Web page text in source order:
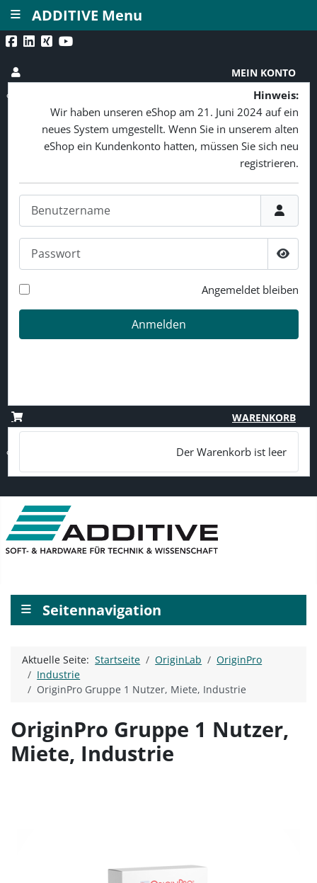
MEIN KONTO
Hinweis:
Wir haben unseren eShop am 21. Juni 2024 auf ein
neues System umgestellt. Wenn Sie in unserem alten
eShop ein Kundenkonto hatten, müssen Sie sich neu
registrieren.
Angemeldet bleiben
Anmelden
WARENKORB
Der Warenkorb ist leer
Seitennavigation
≡
Aktuelle Seite:Startseite OriginLab
OriginPro
Industrie
OriginPro Gruppe 1 Nutzer, Miete, Industrie
OriginPro Gruppe 1 Nutzer,
Miete, Industrie
ADDITIVE Menu
≡